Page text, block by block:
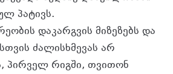
პატივს.
დაკარგვის მიზეზებს და
ძალისხმევას არ
პირველ რიგში, თვითონ